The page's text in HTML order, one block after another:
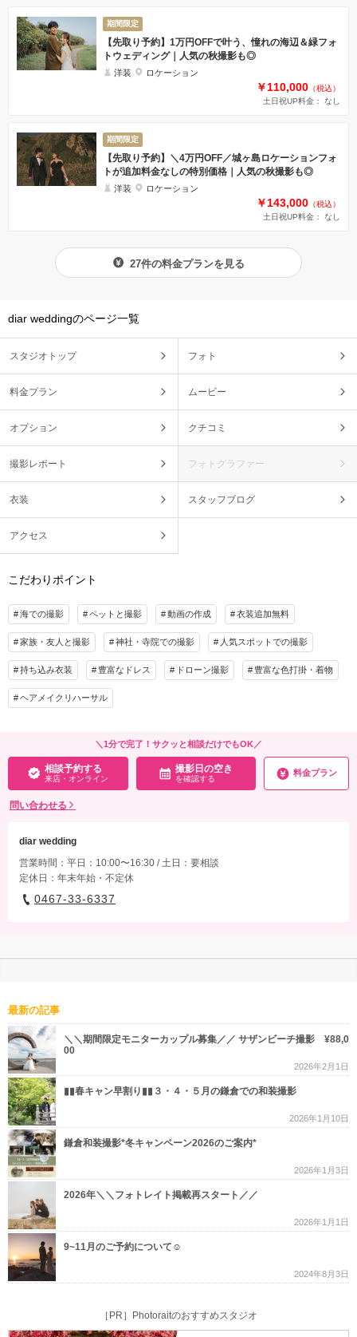
期間限定
【先取り予約】1万円OFFで叶う、憧れの海辺＆緑フォ
トウェディング｜人気の秋撮影も◎
洋装 ロケーション
￥110,000 （税込）
土日祝UP料金： なし
期間限定
【先取り予約】＼4万円OFF／城ヶ島ロケーションフォ
トが追加料金なしの特別価格｜人気の秋撮影も◎
洋装 ロケーション
￥143,000 （税込）
土日祝UP料金： なし
27件の料金プランを見る
diar weddingのページ一覧
スタジオトップ フォト
料金プラン ムービー
オプション クチコミ
撮影レポート フォトグラファー
衣装 スタッフブログ
アクセス
こだわりポイント
海での撮影 ペットと撮影 動画の作成 衣装追加無料
家族・友人と撮影 神社・寺院での撮影 人気スポットでの撮影
持ち込み衣装 豊富なドレス ドローン撮影 豊富な色打掛・着物
ヘアメイクリハーサル
＼1分で完了！サクッと相談だけでもOK／
相談予約する
来店・オンライン
撮影日の空き
を確認する
料金プラン
問い合わせる
diar wedding
営業時間：平日：10:00〜16:30 / 土日：要相談
定休日：年末年始・不定休
0467-33-6337
最新の記事
＼＼期間限定モニターカップル募集／／ サザンビーチ撮影 ¥88,0
00
2026年2月1日
▮▮春キャン早割り▮▮３・４・５月の鎌倉での和装撮影
2026年1月10日
鎌倉和装撮影*冬キャンペーン2026のご案内*
2026年1月3日
2026年＼＼フォトレイト掲載再スタート／／
2026年1月1日
9~11月のご予約について☺︎
2024年8月3日
［PR］Photoraitのおすすめスタジオ